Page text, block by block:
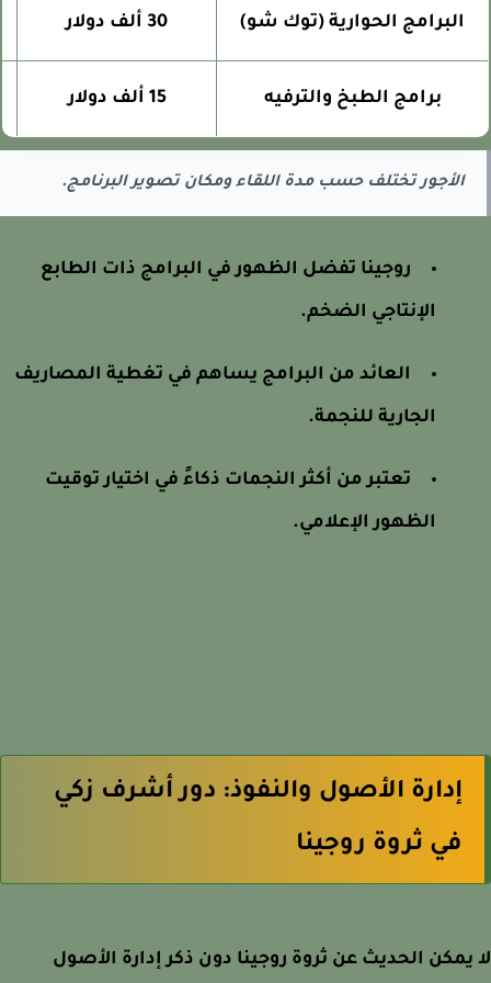
البرامج الحوارية (توك شو) 30 ألف دولار
برامج الطبخ والترفيه
الأجور تختلف حسب مدة اللقاء ومكان تصوير البرنامج.
روجينا تفضل الظهور في البرامج ذات الطابع
الإنتاجي الضخم.
العائد من البرامج يساهم في تغطية المصاريف
الجارية للنجمة.
تعتبر من أكثر النجمات ذكاءً في اختيار توقيت
الظهور الإعلامي.
إدارة الأصول والنفوذ: دور أشرف زكي
في ثروة روجينا
يمكن الحديث عن ثروة روجينا دون ذكر إدارة الأصول